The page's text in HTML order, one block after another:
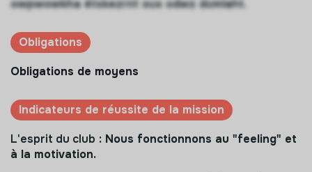
owpwowkha étskezrnt oux odwz dcmlaht.
Obligations
Obligations de moyens
Indicateurs de réussite de la mission
L'esprit du club : Nous fonctionnons au "feeling" et
à la motivation.